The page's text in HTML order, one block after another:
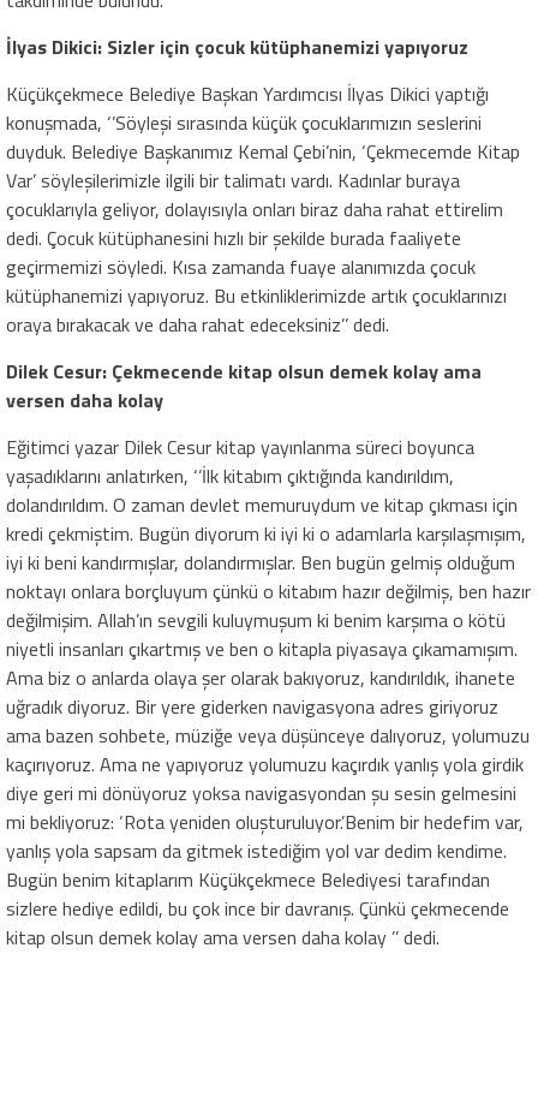
İlyas Dikici: Sizler için çocuk kütüphanemizi yapıyoruz
Küçükçekmece Belediye Başkan Yardımcısı İlyas Dikici yaptığı
konuşmada, ‘’Söyleşi sırasında küçük çocuklarımızın seslerini
duyduk. Belediye Başkanımız Kemal Çebi’nin, ‘Çekmecemde Kitap
Var’ söyleşilerimizle ilgili bir talimatı vardı. Kadınlar buraya
çocuklarıyla geliyor, dolayısıyla onları biraz daha rahat ettirelim
dedi. Çocuk kütüphanesini hızlı bir şekilde burada faaliyete
geçirmemizi söyledi. Kısa zamanda fuaye alanımızda çocuk
kütüphanemizi yapıyoruz. Bu etkinliklerimizde artık çocuklarınızı
oraya bırakacak ve daha rahat edeceksiniz’’ dedi.
Dilek Cesur: Çekmecende kitap olsun demek kolay ama
versen daha kolay
Eğitimci yazar Dilek Cesur kitap yayınlanma süreci boyunca
yaşadıklarını anlatırken, ‘’İlk kitabım çıktığında kandırıldım,
dolandırıldım. O zaman devlet memuruydum ve kitap çıkması için
kredi çekmiştim. Bugün diyorum ki iyi ki o adamlarla karşılaşmışım,
iyi ki beni kandırmışlar, dolandırmışlar. Ben bugün gelmiş olduğum
noktayı onlara borçluyum çünkü o kitabım hazır değilmiş, ben hazır
değilmişim. Allah’ın sevgili kuluymuşum ki benim karşıma o kötü
niyetli insanları çıkartmış ve ben o kitapla piyasaya çıkamamışım.
Ama biz o anlarda olaya şer olarak bakıyoruz, kandırıldık, ihanete
uğradık diyoruz. Bir yere giderken navigasyona adres giriyoruz
ama bazen sohbete, müziğe veya düşünceye dalıyoruz, yolumuzu
kaçırıyoruz. Ama ne yapıyoruz yolumuzu kaçırdık yanlış yola girdik
diye geri mi dönüyoruz yoksa navigasyondan şu sesin gelmesini
mi bekliyoruz: ‘Rota yeniden oluşturuluyor.’Benim bir hedefim var,
yanlış yola sapsam da gitmek istediğim yol var dedim kendime.
Bugün benim kitaplarım Küçükçekmece Belediyesi tarafından
sizlere hediye edildi, bu çok ince bir davranış. Çünkü çekmecende
kitap olsun demek kolay ama versen daha kolay ’’ dedi.